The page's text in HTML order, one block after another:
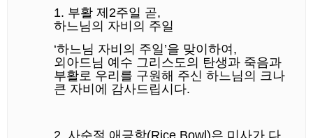
1. 부활 제2주일 곧,
하느님의 자비의 주일
‘하느님 자비의 주일’을 맞이하여,
외아드님 예수 그리스도의 탄생과 죽음과
부활로 우리를 구원해 주신 하느님의 크나
큰 자비에 감사드립시다.
2. 사순절 애긍함(Rice Bowl)은 미사가 다